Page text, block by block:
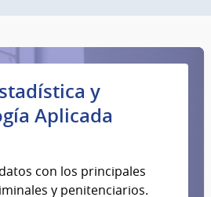
y
Aplicada
con los principales
y penitenciarios.